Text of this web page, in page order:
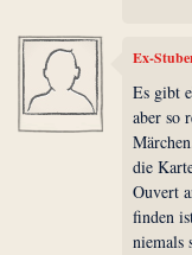
Ex-
Es gibt
aber so
die
Ouvert
finden
niemals